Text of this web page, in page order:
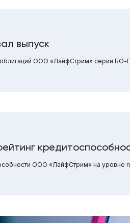
выпуск
ООО «ЛайфСтрим» серии БО-
ООО «ЛайфСтрим» на уровне